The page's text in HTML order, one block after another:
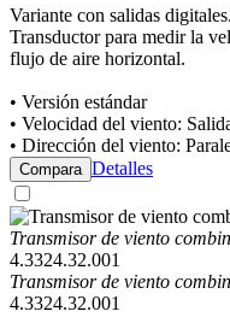
Variante con salidas digitales.
Transductor para medir la
flujo de aire horizontal.
• Versión estándar
• Velocidad del viento:
• Dirección del viento:
Compara Detalles
Transmisor de viento
4.3324.32.001
Transmisor de viento
4.3324.32.001